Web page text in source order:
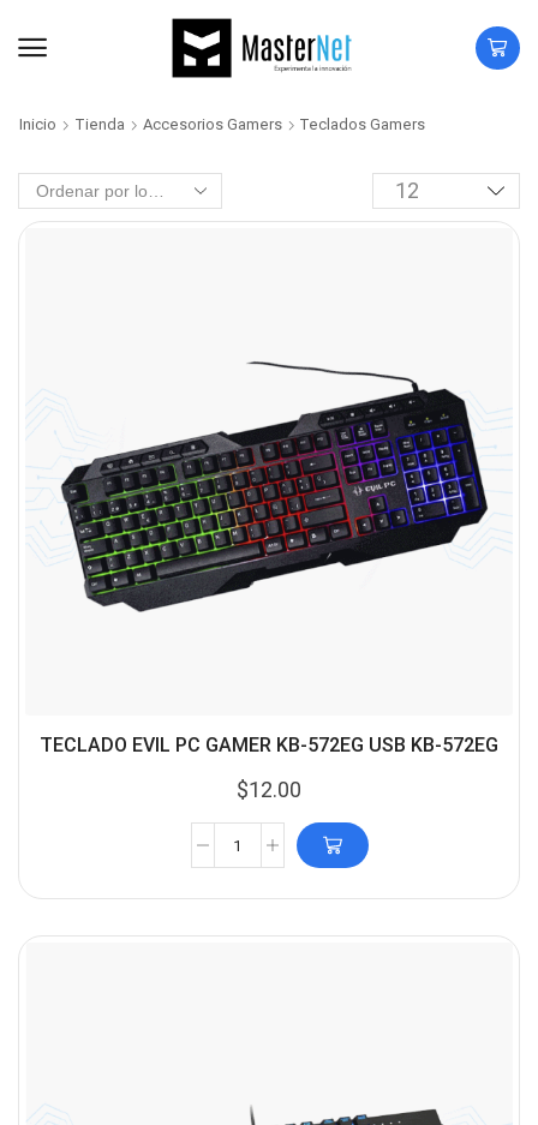
Inicio Tienda Accesorios Gamers Teclados Gamers
TECLADO EVIL PC GAMER KB-572EG USB KB-572EG
$12.00